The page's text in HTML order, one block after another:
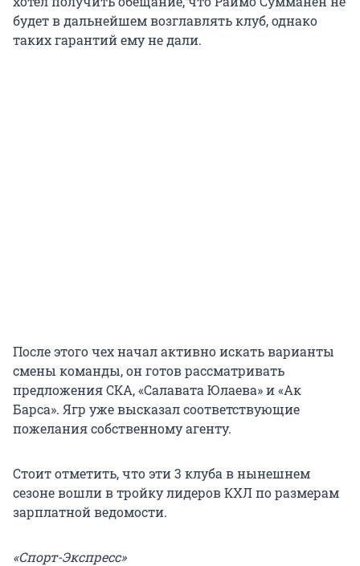
будет в дальнейшем возглавлять клуб, однако
таких гарантий ему не дали.
После этого чех начал активно искать варианты
смены команды, он готов рассматривать
предложения СКА, «Салавата Юлаева» и «Ак
Барса». Ягр уже высказал соответствующие
пожелания собственному агенту.
Стоит отметить, что эти 3 клуба в нынешнем
сезоне вошли в тройку лидеров КХЛ по размерам
зарплатной ведомости.
«Спорт-Экспресс»